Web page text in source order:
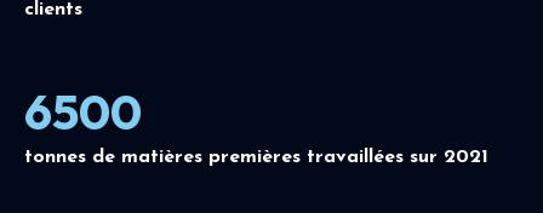
clients
6500
tonnes de matières premières travaillées sur 2021